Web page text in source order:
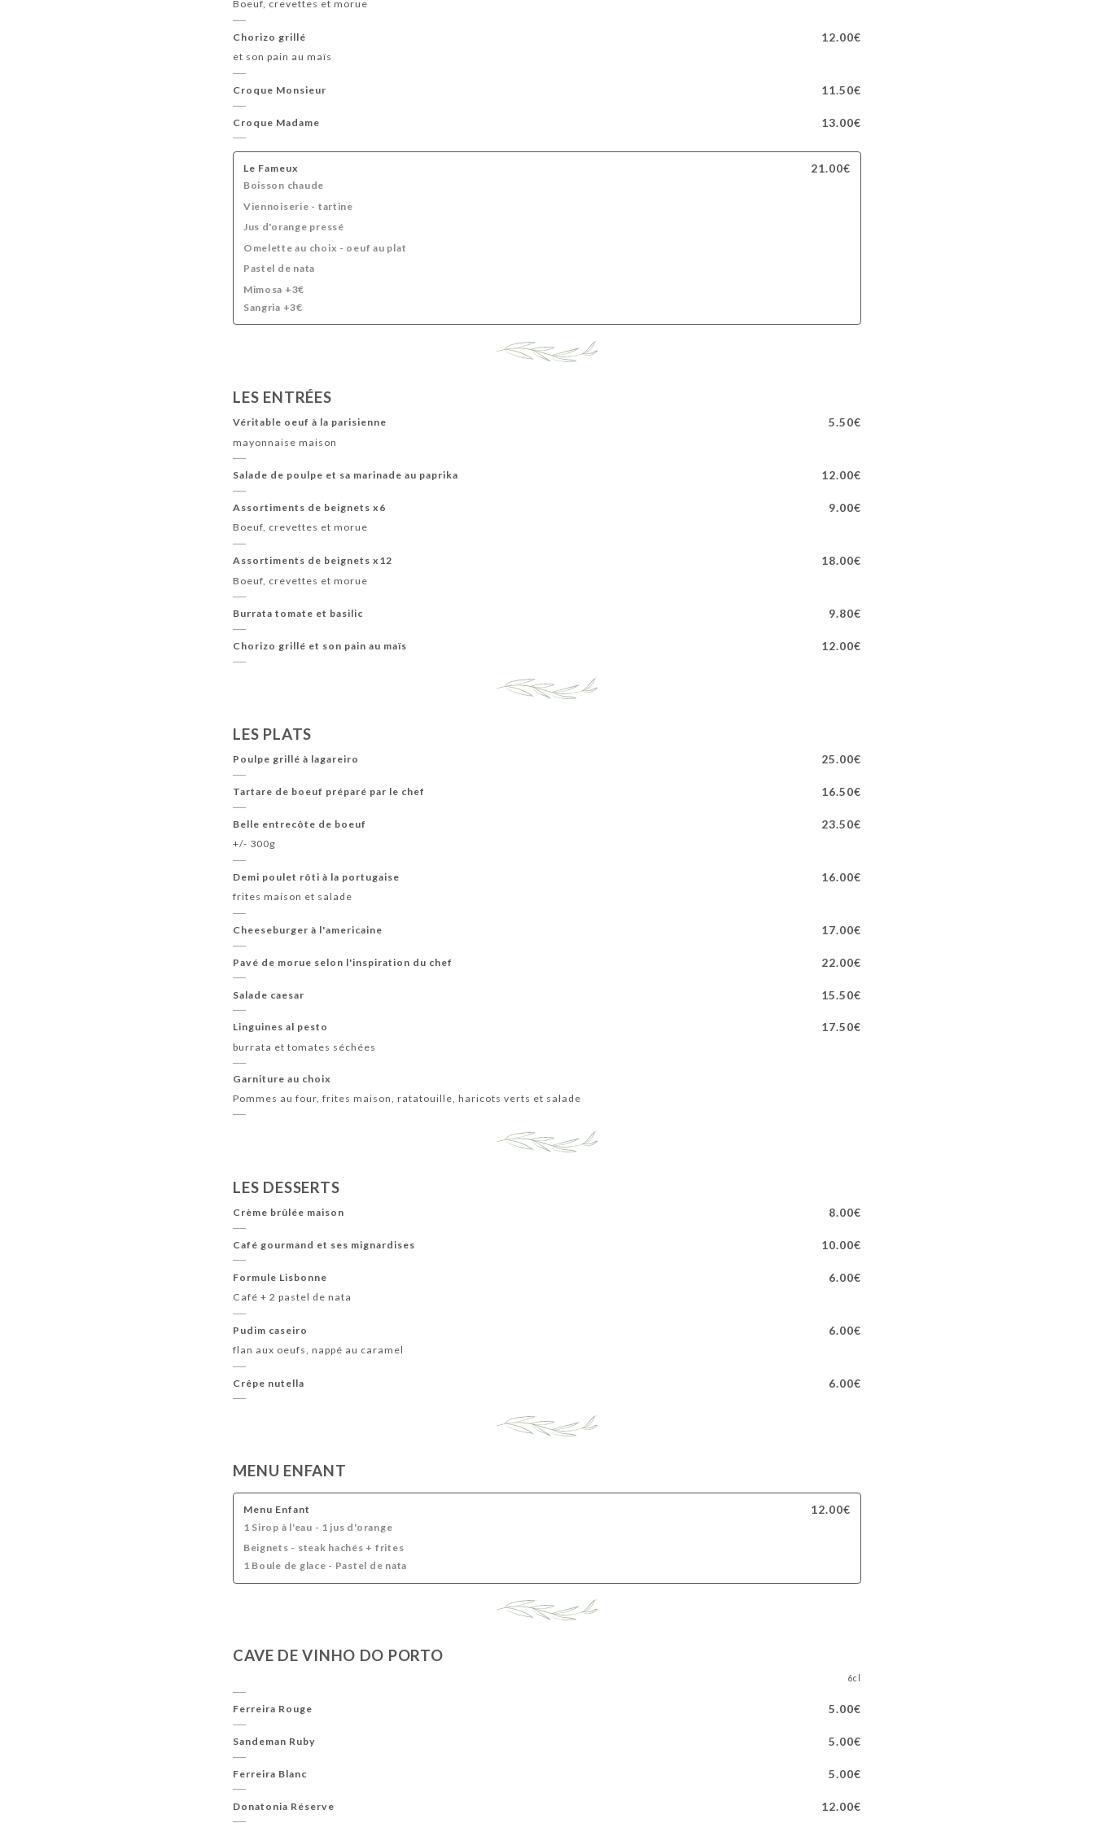
Boeuf, crevettes et morue
Chorizo grillé 12.00€
et son pain au maïs
Croque Monsieur 11.50€
Croque Madame 13.00€
Le Fameux 21.00€
Boisson chaude
Viennoiserie - tartine
Jus d'orange pressé
Omelette au choix - oeuf au plat
Pastel de nata
Mimosa +3€
Sangria +3€
LES ENTRÉES
Véritable oeuf à la parisienne 5.50€
mayonnaise maison
Salade de poulpe et sa marinade au paprika 12.00€
Assortiments de beignets x6 9.00€
Boeuf, crevettes et morue
Assortiments de beignets x12 18.00€
Boeuf, crevettes et morue
Burrata tomate et basilic 9.80€
Chorizo grillé et son pain au maïs 12.00€
LES PLATS
Poulpe grillé à lagareiro 25.00€
Tartare de boeuf préparé par le chef 16.50€
Belle entrecôte de boeuf 23.50€
+/- 300g
Demi poulet rôti à la portugaise 16.00€
frites maison et salade
Cheeseburger à l'americaine 17.00€
Pavé de morue selon l'inspiration du chef 22.00€
Salade caesar 15.50€
Linguines al pesto 17.50€
burrata et tomates séchées
Garniture au choix
Pommes au four, frites maison, ratatouille, haricots verts et salade
LES DESSERTS
Crème brûlée maison 8.00€
Café gourmand et ses mignardises 10.00€
Formule Lisbonne 6.00€
Café + 2 pastel de nata
Pudim caseiro 6.00€
flan aux oeufs, nappé au caramel
Crêpe nutella 6.00€
MENU ENFANT
Menu Enfant 12.00€
1 Sirop à l'eau - 1 jus d'orange
Beignets - steak hachés + frites
1 Boule de glace - Pastel de nata
CAVE DE VINHO DO PORTO
6cl
Ferreira Rouge 5.00€
Sandeman Ruby 5.00€
Ferreira Blanc 5.00€
Donatonia Réserve 12.00€